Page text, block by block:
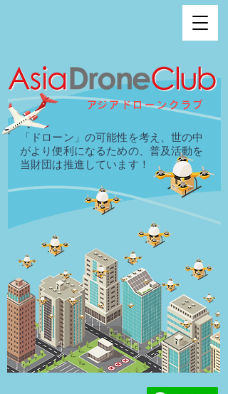
​アジアドローンクラブ
「ドローン」の可能性を考え、世の中
がより便利になるための、普及活動を
当財団は推進しています！